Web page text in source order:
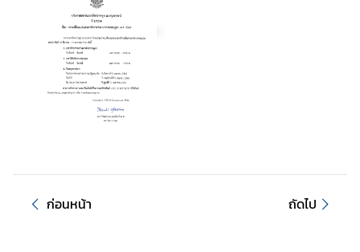
ก่อนหน้า ถัดไป